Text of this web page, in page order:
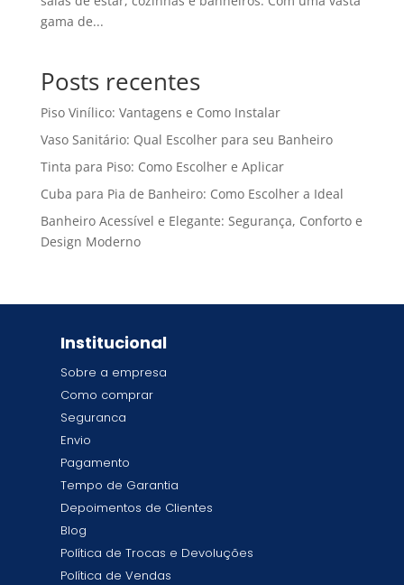
gama de...
Posts recentes
Piso Vinílico: Vantagens e Como Instalar
Vaso Sanitário: Qual Escolher para seu Banheiro
Tinta para Piso: Como Escolher e Aplicar
Cuba para Pia de Banheiro: Como Escolher a Ideal
Banheiro Acessível e Elegante: Segurança, Conforto e
Design Moderno
Institucional
Sobre a empresa
Como comprar
Seguranca
Envio
Pagamento
Tempo de Garantia
Depoimentos de Clientes
Blog
Política de Trocas e Devoluções
Política de Vendas